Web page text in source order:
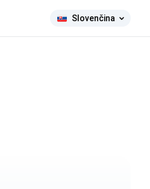
Slovenčina